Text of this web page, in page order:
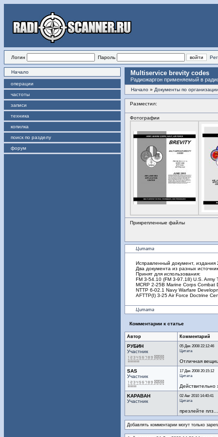
Логин Пароль
Начало
операции
частоты
записи
техника
копилка
поиск по разделу
форум
Multiservice brevity codes
Радиожаргон применяемый в
Начало » Документы по
Разместил:
Фотографии
Прикрепленные файлы
Цитата
Исправленный документ, издания
Два документа из разных
Принят для использования:
FM 3-54.10 (FM 3-97.18) U.S.
MCRP 2-25B Marine Corps
NTTP 6-02.1 Navy Warfare
AFTTP(I) 3-25 Air Force Doctrine
Цитата
Комментарии к статье
Автор Комментарий
РУБИН
Участник
05 Дек 2008 22:12:46
Цитата
Отличная
SAS
Участник
17 Дек 2008 20:15:12
Цитата
KAPABAH
Участник
02 Авг 2010 14:40:41
Цитата
презлейте плз...
Добавлять комментарии могут только